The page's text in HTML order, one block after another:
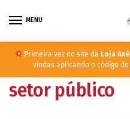
MENU
Primeira vez no site da Loja Axé
vindas aplicando o código do
setor público